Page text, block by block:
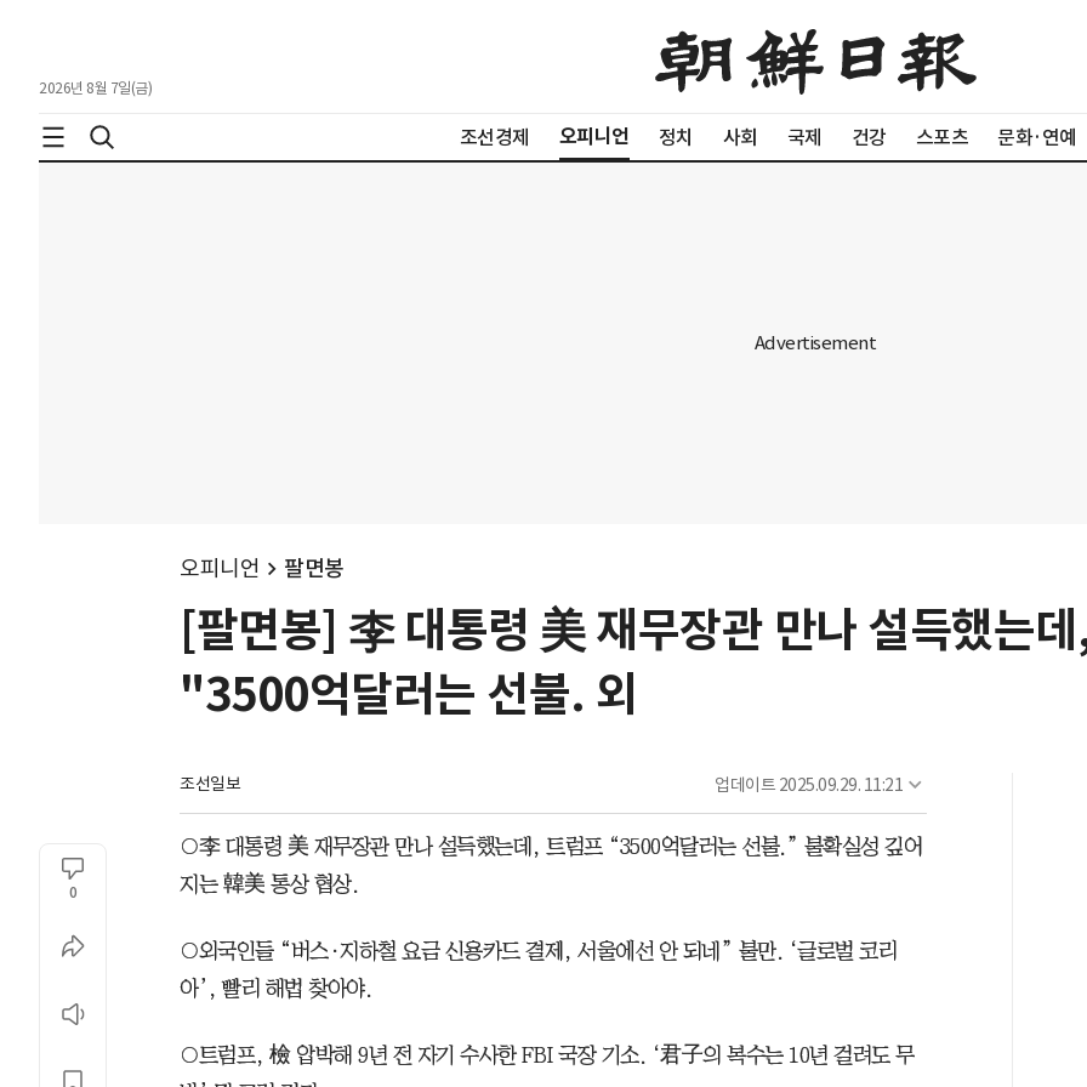
2026년 8월 7일(금)
조선경제 오피니언 정치 사회 국제 건강 스포츠 문화·연예
오피니언 팔면봉
[팔면봉] 李 대통령 美 재무장관 만나 설득했는
"3500억달러는 선불. 외
조선일보 업데이트 2025.09.29. 11:21
0
○李 대통령 美 재무장관 만나 설득했는데, 트럼프 “3500억달러는 선불.” 불확실성 깊어
지는 韓美 통상 협상.
○외국인들 “버스·지하철 요금 신용카드 결제, 서울에선 안 되네” 불만. ‘글로벌 코리
아’, 빨리 해법 찾아야.
○트럼프, 檢 압박해 9년 전 자기 수사한 FBI 국장 기소. ‘君子의 복수는 10년 걸려도 무